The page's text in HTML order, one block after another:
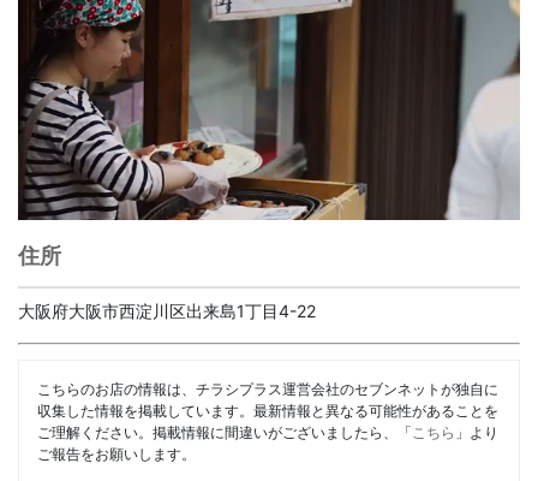
住所
大阪府大阪市西淀川区出来島1丁目4-22
こちらのお店の情報は、チラシプラス運営会社のセブンネットが独自に
収集した情報を掲載しています。最新情報と異なる可能性があることを
ご理解ください。掲載情報に間違いがございましたら、「 こちら 」より
ご報告をお願いします。